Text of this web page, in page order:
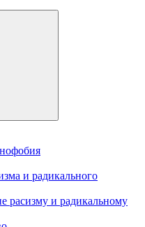
и радикального
расизму и радикальному